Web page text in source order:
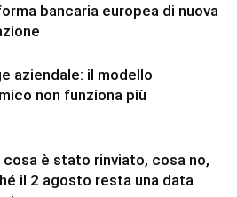
bancaria europea di nuova
aziendale: il modello
non funziona più
cosa è stato rinviato, cosa no,
il 2 agosto resta una data